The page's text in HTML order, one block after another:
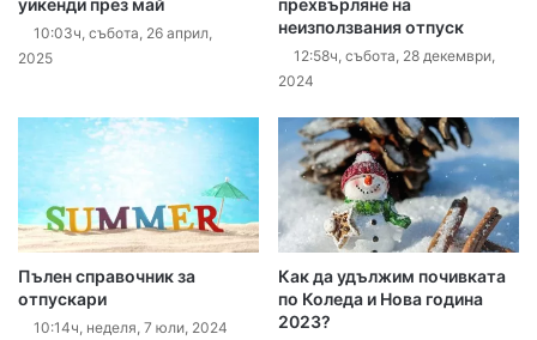
10:03ч, събота, 26 април,
2025
неизползвания отпуск
12:58ч, събота, 28 декември,
2024
Пълен справочник за
отпускари
10:14ч, неделя, 7 юли, 2024
Как да удължим почивката
по Коледа и Нова година
2023?